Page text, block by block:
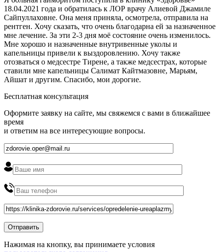
18.04.2021 года и обратилась к ЛОР врачу Алиевой Джамиле
Сайпуллаховне. Она меня приняла, осмотрела, отправила на
рентген. Хочу сказать, что очень благодарна ей за назначенное
мне лечение. За эти 2-3 дня моё состояние очень изменилось.
Мне хорошо и назначенные внутривенные уколы и
капельницы привели к выздоровлению. Хочу также
отозваться о медсестре Тирене, а также медсестрах, которые
ставили мне капельницы Салимат Кайтмазовне, Марьям,
Айшат и другим. Спасибо, мои дорогие.
Бесплатная консультация
Оформите заявку на сайте, мы свяжемся с вами в ближайшее
время
и ответим на все интересующие вопросы.
Нажимая на кнопку, вы принимаете условия